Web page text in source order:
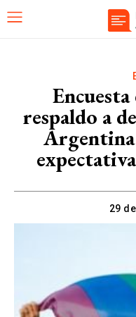
respaldo a
Argentina
29